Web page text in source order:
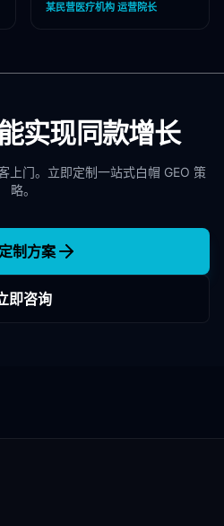
某民营医疗机构 运营院长
实现同款增长
上门。立即定制一站式白帽 GEO 策
略。
制方案
即咨询